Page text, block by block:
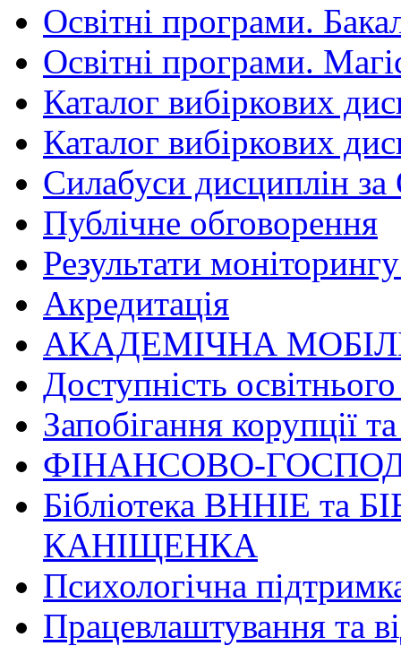
Освітні програми.
Освітні програми.
Каталог вибіркових
Каталог вибіркових
Силабуси дисциплін
Публічне обговорення
Результати
Акредитація
АКАДЕМІЧНА
Доступність
Запобігання корупції
ФІНАНСОВО-
Бібліотека ВННІЕ та
КАНІЩЕНКА
Психологічна
Працевлаштування та